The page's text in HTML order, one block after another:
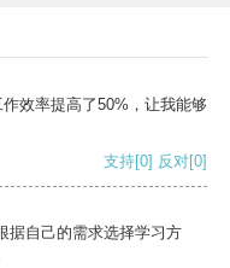
效率提高了50%，让我能够
支持[0] 反对[0]
据自己的需求选择学习方